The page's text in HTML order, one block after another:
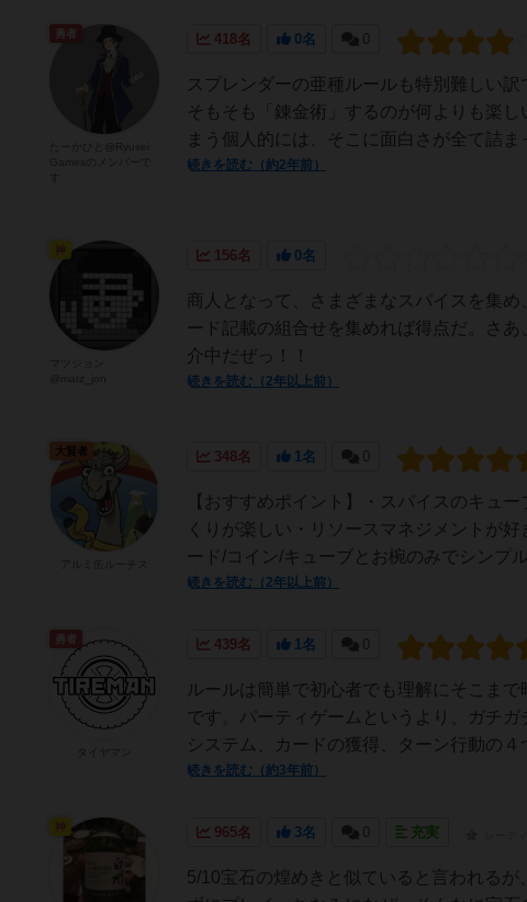
418名 0名 0
スプレンダーの亜種ルールも特別難しい
そもそも「錬金術」するのが何よりも楽
まう個人的には、そこに面白さが全て詰ま
続きを読む（約2年前）
勇者
156名 0名
商人となって、さまざまなスパイスを集
ード記載の組合せを集めれば得点だ。さ
介中だぜっ！！
続きを読む（2年以上前）
348名 1名 0
【おすすめポイント】・スパイスのキュ
くりが楽しい・リソースマネジメントが
ード/コイン/キューブとお椀のみでシンプ
続きを読む（2年以上前）
大賢者
439名 1名 0
ルールは簡単で初心者でも理解にそこま
です。パーティゲームというより、ガチ
システム、カードの獲得、ターン行動の
続きを読む（約3年前）
勇者
965名 3名 0 充実
5/10宝石の煌めきと似ていると言われる